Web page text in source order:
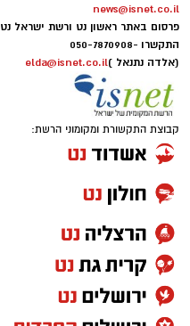
news@isnet.co.il
פרסום באתר ראשון נט ורשת ישראל נט
התקשרו -050-7870908
(אלדה נתנאל )elda@isnet.co.il
קבוצת התקשורת ומקומוני הרשת: